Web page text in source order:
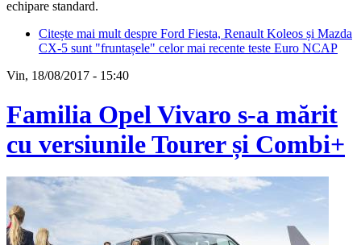
echipare standard.
Citește mai mult despre Ford Fiesta, Renault Koleos și Mazda
CX-5 sunt "fruntașele" celor mai recente teste Euro NCAP
Vin, 18/08/2017 - 15:40
Familia Opel Vivaro s-a mărit
cu versiunile Tourer și Combi+